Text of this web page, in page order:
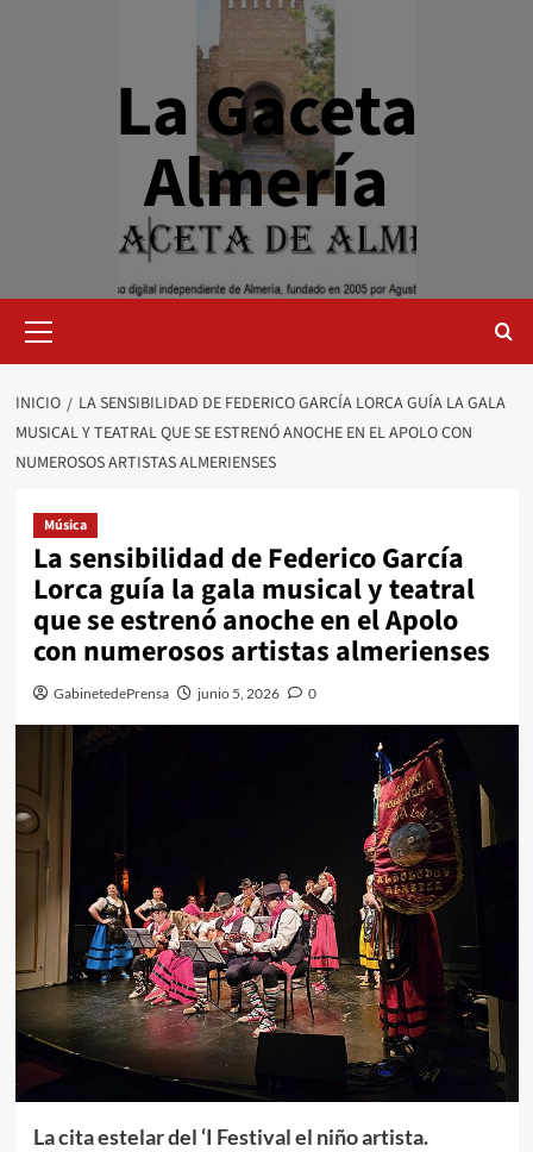
La Gaceta
Almería
primario
INICIO
LA SENSIBILIDAD DE FEDERICO GARCÍA LORCA GUÍA LA GALA
MUSICAL Y TEATRAL QUE SE ESTRENÓ ANOCHE EN EL APOLO CON
NUMEROSOS ARTISTAS ALMERIENSES
Música
La sensibilidad de Federico García
Lorca guía la gala musical y teatral
que se estrenó anoche en el Apolo
con numerosos artistas almerienses
GabinetedePrensa junio 5, 2026 0
La cita estelar del ‘I Festival el niño artista.